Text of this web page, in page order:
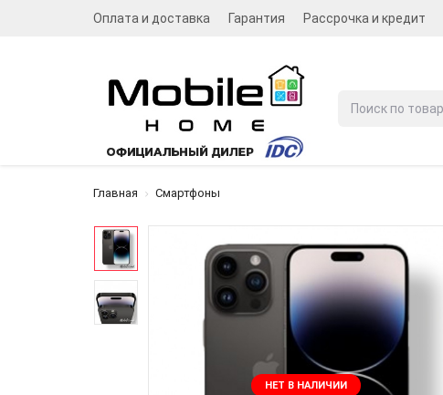
Оплата и доставка Гарантия Рассрочка и кредит
Главная Смартфоны
НЕТ В НАЛИЧИИ